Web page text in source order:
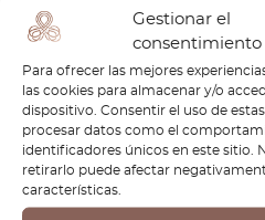
Gestionar el
consentimiento
Para ofrecer las mejores
las cookies para almacenar y/o
dispositivo. Consentir el uso de
procesar datos como el
identificadores únicos en este sitio.
retirarlo puede afectar
características.
1